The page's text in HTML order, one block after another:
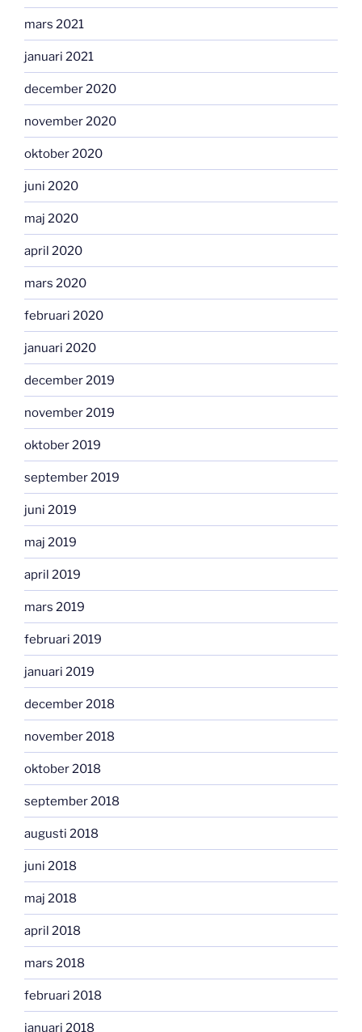
mars 2021
januari 2021
december 2020
november 2020
oktober 2020
juni 2020
maj 2020
april 2020
mars 2020
februari 2020
januari 2020
december 2019
november 2019
oktober 2019
september 2019
juni 2019
maj 2019
april 2019
mars 2019
februari 2019
januari 2019
december 2018
november 2018
oktober 2018
september 2018
augusti 2018
juni 2018
maj 2018
april 2018
mars 2018
februari 2018
januari 2018